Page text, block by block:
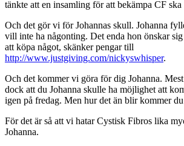
tänkte att en insamling för att bekämpa CF
Och det gör vi för Johannas skull. Johanna
vill inte ha någonting. Det enda hon önskar
att köpa något, skänker pengar till
http://www.justgiving.com/nickyswhisper.
Och det kommer vi göra för dig Johanna.
dock att du Johanna skulle ha möjlighet att
igen på fredag. Men hur det än blir kommer
För det är så att vi hatar Cystisk Fibros lika
Johanna.